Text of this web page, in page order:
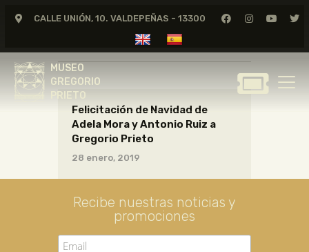
CALLE UNIÓN, 10. VALDEPEÑAS - 13300
MUSEO
GREGORIO
PRIETO
MUSEO
GREGORIO
GREGORIO PRIETO
MUSEO
ARCHIVO
CERTAMEN DE DIBUJO
FUNDACIÓN
NOTICIAS
Felicitación de Navidad de
Adela Mora y Antonio Ruiz a
Gregorio Prieto
28 enero, 2019
Recibe nuestras noticias y
promociones